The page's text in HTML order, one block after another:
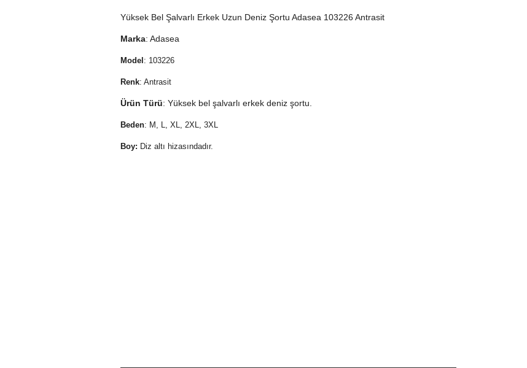
Yüksek Bel Şalvarlı Erkek Uzun Deniz Şortu Adasea 103226 Antrasit
Marka: Adasea
Model : 103226
Renk: Antrasit
Ürün Türü: Yüksek bel şalvarlı erkek deniz şortu.
Beden: M, L, XL, 2XL, 3XL
Boy: Diz altı hizasındadır.